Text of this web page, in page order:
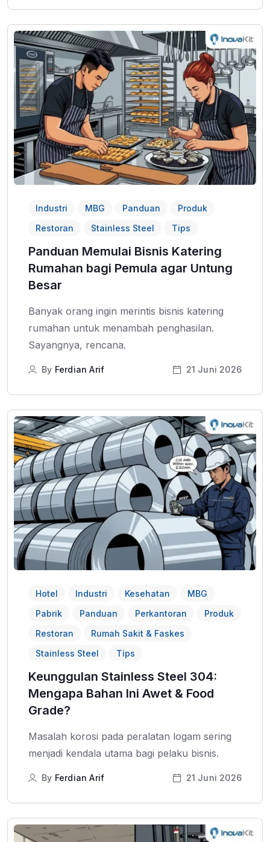
Industri MBG Panduan
Produk
Restoran
Stainless Steel Tips
Panduan Memulai Bisnis Katering
Rumahan bagi Pemula agar Untung
Besar
Banyak orang ingin merintis bisnis katering
rumahan untuk menambah penghasilan.
Sayangnya, rencana.
By Ferdian Arif 21 Juni 2026
Hotel Industri Kesehatan
MBG
Pabrik
Panduan Perkantoran
Produk
Restoran
Rumah Sakit & Faskes
Stainless Steel
Tips
Keunggulan Stainless Steel 304:
Mengapa Bahan Ini Awet & Food
Grade?
Masalah korosi pada peralatan logam sering
menjadi kendala utama bagi pelaku bisnis.
By Ferdian Arif 21 Juni 2026